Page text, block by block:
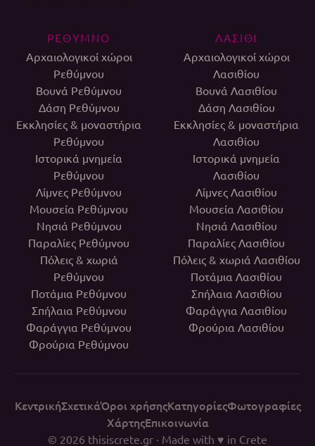
ΡΕΘΥΜΝΟ
Αρχαιολογικοί χώροι
Ρεθύμνου
Βουνά Ρεθύμνου
Δάση Ρεθύμνου
Εκκλησίες & μοναστήρια
Ρεθύμνου
Ιστορικά μνημεία
Ρεθύμνου
Λίμνες Ρεθύμνου
Μουσεία Ρεθύμνου
Νησιά Ρεθύμνου
Παραλίες Ρεθύμνου
Πόλεις & χωριά
Ρεθύμνου
Ποτάμια Ρεθύμνου
Σπήλαια Ρεθύμνου
Φαράγγια Ρεθύμνου
Φρούρια Ρεθύμνου
ΛΑΣΙΘΙ
Αρχαιολογικοί χώροι
Λασιθίου
Βουνά Λασιθίου
Δάση Λασιθίου
Εκκλησίες & μοναστήρια
Λασιθίου
Ιστορικά μνημεία
Λασιθίου
Λίμνες Λασιθίου
Μουσεία Λασιθίου
Νησιά Λασιθίου
Παραλίες Λασιθίου
Πόλεις & χωριά Λασιθίου
Ποτάμια Λασιθίου
Σπήλαια Λασιθίου
Φαράγγια Λασιθίου
Φρούρια Λασιθίου
ΚεντρικήΣχετικάΌροι χρήσηςΚατηγορίεςΦωτογραφίες
ΧάρτηςΕπικοινωνία
© 2026 thisiscrete.gr · Made with ♥ in Crete